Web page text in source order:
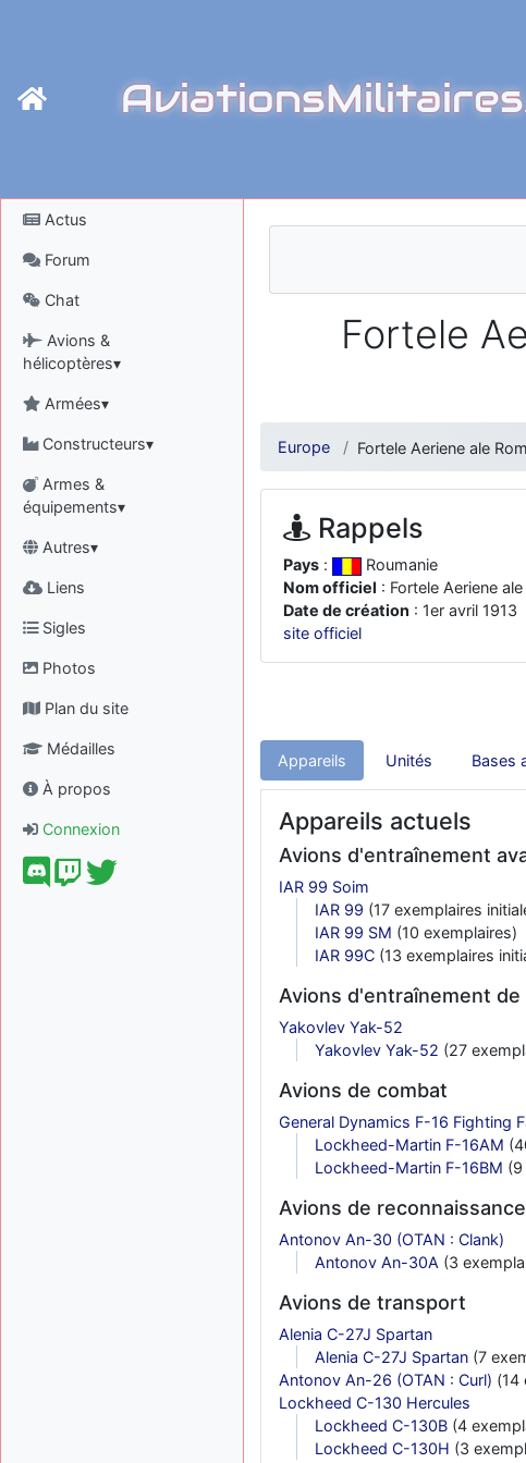
AviationsMilitaires
Actus
Forum
Chat
Avions &
hélicoptères▾
Armées▾
Constructeurs▾
Armes &
équipements▾
Autres▾
Liens
Sigles
Photos
Plan du site
Médailles
À propos
Connexion
Fortele
Europe Fortele Aeriene ale
Rappels
Pays :
Roumanie
Nom officiel : Fortele Aeriene
Date de création : 1er avril 1913
site officiel
Appareils Unités Bases
Appareils actuels
Avions d'entraînement
IAR 99 Soim
IAR 99 (17 exemplaires
IAR 99 SM (10 exemplaires)
IAR 99C (13 exemplaires
Avions d'entraînement de
Yakovlev Yak-52
Yakovlev Yak-52 (27
Avions de combat
General Dynamics F-16 Fighting
Lockheed-Martin F-16AM
Lockheed-Martin F-16BM (9
Avions de
Antonov An-30 (OTAN : Clank)
Antonov An-30A (3
Avions de transport
Alenia C-27J Spartan
Alenia C-27J Spartan (7
Antonov An-26 (OTAN : Curl) (14
Lockheed C-130 Hercules
Lockheed C-130B (4
Lockheed C-130H (3